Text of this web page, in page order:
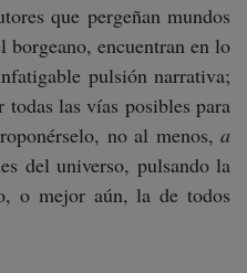
que pergeñan mundos
encuentran en lo
pulsión narrativa;
todas las vías posibles para
no al menos, a
del universo, pulsando la
o mejor aún, la de todos